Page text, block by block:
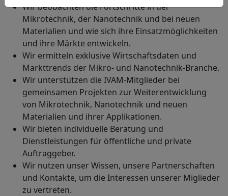
Wir beobachten die Fortschritte in der
Mikrotechnik, der Nanotechnik und bei neuen
Materialien und wie sich ihre Einsatzmöglichkeiten
und ihre Märkte entwickeln.
Wir ermitteln exklusive Wirtschaftsdaten und
Markttrends der Mikro- und Nanotechnik-Branche.
Wir unterstützen die IVAM-Mitglieder bei
gemeinsamen Projekten zur Weiterentwicklung
von Mikrotechnik, Nanotechnik und neuen
Materialien und ihrer Applikationen.
Wir bieten individuelle Beratung und
Dienstleistungen für öffentliche und private
Auftraggeber.
Wir nutzen unser Wissen, unsere Partnerschaften
und Kontakte, um die Interessen unserer Miglieder
zu vertreten.